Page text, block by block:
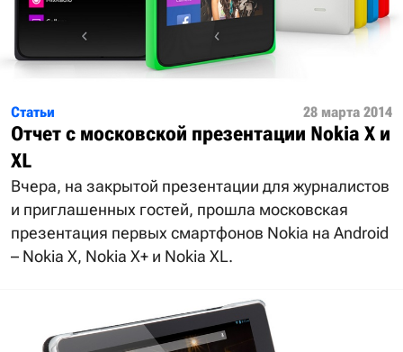
Статьи 28 марта 2014
Отчет с московской презентации Nokia X и
XL
Вчера, на закрытой презентации для журналистов
и приглашенных гостей, прошла московская
презентация первых смартфонов Nokia на Android
– Nokia X, Nokia X+ и Nokia XL.